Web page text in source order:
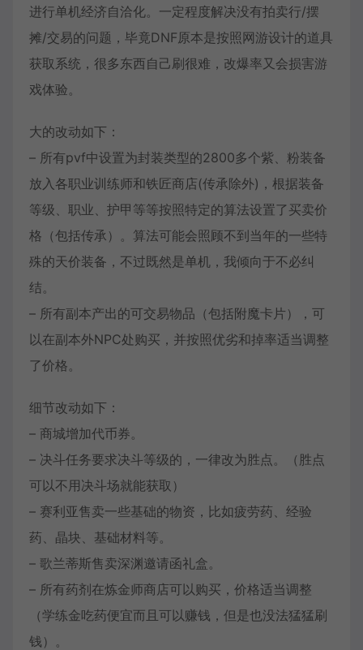
进行单机经济自洽化。一定程度解决没有拍卖行/摆
摊/交易的问题，毕竟DNF原本是按照网游设计的道具
获取系统，很多东西自己刷很难，改爆率又会损害游
戏体验。
大的改动如下：
– 所有pvf中设置为封装类型的2800多个紫、粉装备
放入各职业训练师和铁匠商店(传承除外)，根据装备
等级、职业、护甲等等按照特定的算法设置了买卖价
格（包括传承）。算法可能会照顾不到当年的一些特
殊的天价装备，不过既然是单机，我倾向于不必纠
结。
– 所有副本产出的可交易物品（包括附魔卡片），可
以在副本外NPC处购买，并按照优劣和掉率适当调整
了价格。
细节改动如下：
– 商城增加代币券。
– 决斗任务要求决斗等级的，一律改为胜点。（胜点
可以不用决斗场就能获取）
– 赛利亚售卖一些基础的物资，比如疲劳药、经验
药、晶块、基础材料等。
– 歌兰蒂斯售卖深渊邀请函礼盒。
– 所有药剂在炼金师商店可以购买，价格适当调整
（学练金吃药便宜而且可以赚钱，但是也没法猛猛刷
钱）。